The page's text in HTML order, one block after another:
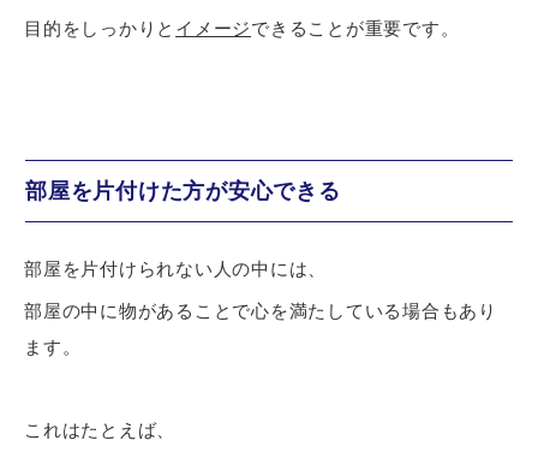
目的をしっかりと イメージできることが重要です。
部屋を片付けた方が安心できる
部屋を片付けられない人の中には、
部屋の中に物があることで心を満たしている場合もあり
ます。
これはたとえば、